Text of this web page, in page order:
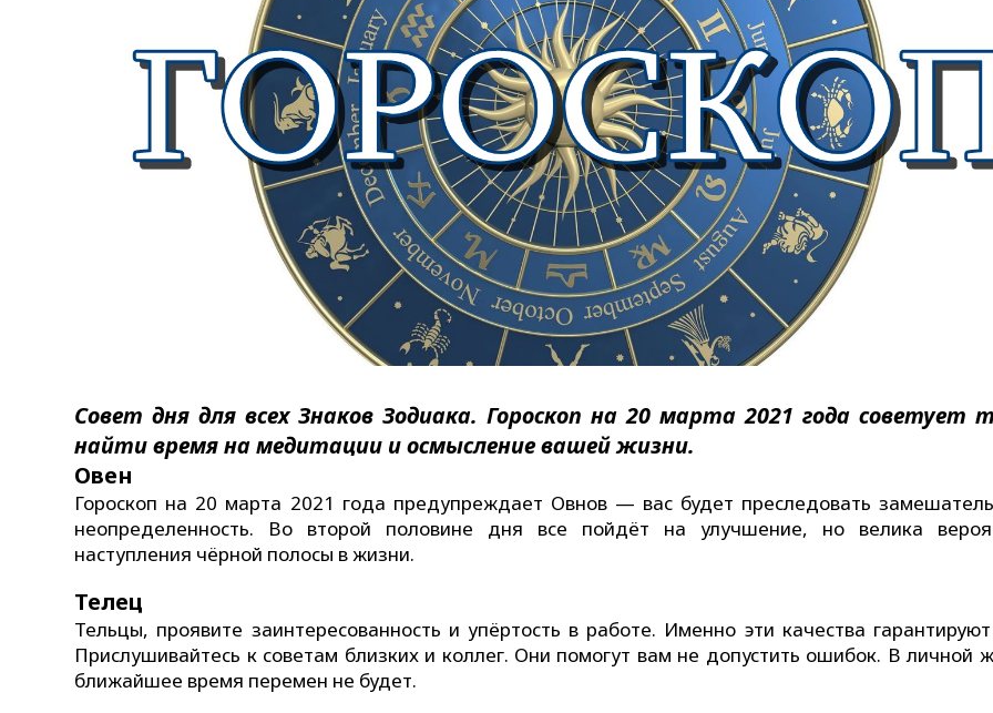
Совет дня для всех Знаков Зодиака. Гороскоп на 20 марта 2021 года советует
найти время на медитации и осмысление вашей жизни.
Овен
Гороскоп на 20 марта 2021 года предупреждает Овнов — вас будет преследовать
неопределенность. Во второй половине дня все пойдёт на улучшение, но велика
наступления чёрной полосы в жизни.
Телец
Тельцы, проявите заинтересованность и упёртость в работе. Именно эти качества гарантируют
Прислушивайтесь к советам близких и коллег. Они помогут вам не допустить ошибок. В личной
ближайшее время перемен не будет.